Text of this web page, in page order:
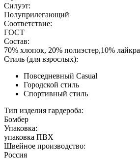
Силуэт:
Полуприлегающий
Соответствие:
ГОСТ
Состав:
70% хлопок, 20% полиэстер,10% лайкра
Стиль (для взрослых):
Повседневный Casual
Городской стиль
Спортивный стиль
Тип изделия гардероба:
Бомбер
Упаковка:
упаковка ПВХ
Швейное производство:
Россия